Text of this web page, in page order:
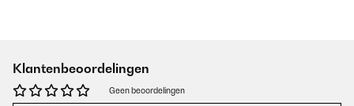
Klantenbeoordelingen
Geen beoordelingen